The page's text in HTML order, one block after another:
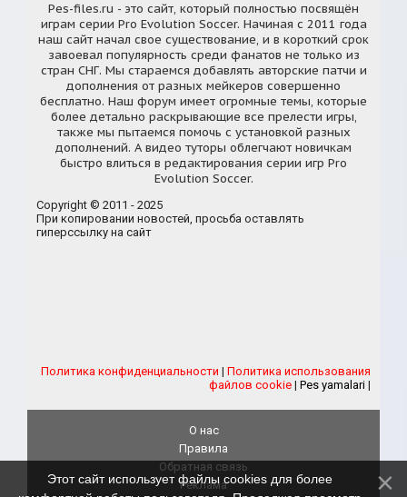
Pes-files.ru - это сайт, который полностью посвящён
играм серии Pro Evolution Soccer. Начиная с 2011 года
наш сайт начал свое существование, и в короткий срок
завоевал популярность среди фанатов не только из
стран СНГ. Мы стараемся добавлять авторские патчи и
дополнения от разных мейкеров совершенно
бесплатно. Наш форум имеет огромные темы, которые
более детально раскрывающие все прелести игры,
также мы пытаемся помочь с установкой разных
дополнений. А видео туторы облегчают новичкам
быстро влиться в редактирования серии игр Pro
Evolution Soccer.
Copyright © 2011 - 2025
При копировании новостей, просьба оставлять
гиперссылку на сайт
Политика конфиденциальности | Политика использования
файлов cookie | Pes yamalari |
О нас
Правила
Обратная связь
Реклама
Этот сайт использует файлы cookies для более